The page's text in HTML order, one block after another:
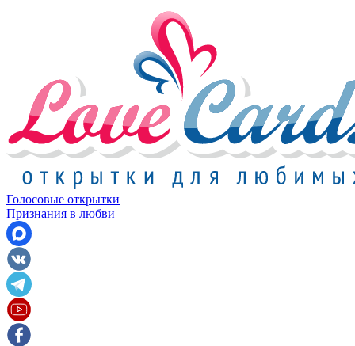
Голосовые открытки
Признания в любви